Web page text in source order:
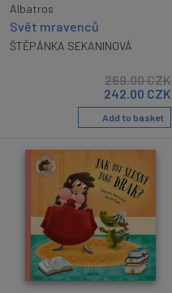
Albatros
Svět mravenců
ŠTĚPÁNKA SEKANINOVÁ
269.00CZK
242.00 CZK
Add to basket